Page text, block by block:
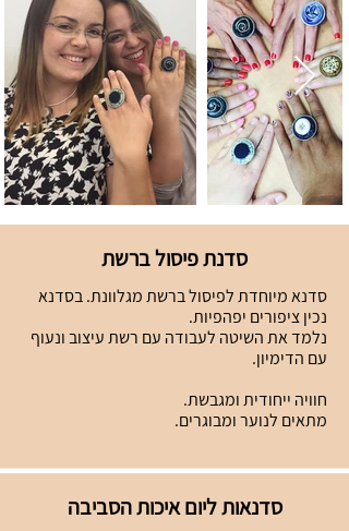
סדנת פיסול ברשת
סדנא מיוחדת לפיסול ברשת מגלוונת. בסדנא
נכין ציפורים יפהפיות.
נלמד את השיטה לעבודה עם רשת עיצוב ונעוף
עם הדימיון.
חוויה ייחודית ומגבשת.
מתאים לנוער ומבוגרים.
סדנאות ליום איכות הסביבה